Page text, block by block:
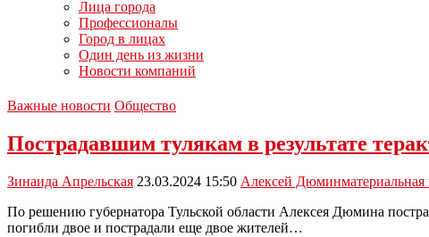
Лица города
Профессионалы
Город в лицах
Один день из жизни
Новости компаний
Важные новости Общество
Пострадавшим тулякам в результате
Зинаида Апрельская 23.03.2024 15:50 Алексей Дюмин
По решению губернатора Тульской области Алексея Дюмина
погибли двое и пострадали еще двое жителей…